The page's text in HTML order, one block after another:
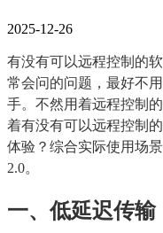
2025-12-26
有没有可以远程控制的
常会问的问题，最好不
手。不然用着远程控制
着有没有可以远程控制
体验？综合实际使用场
2.0。
一、低延迟传